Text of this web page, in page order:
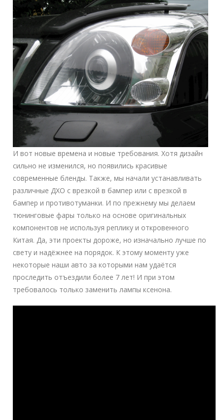
И вот новые времена и новые требования. Хотя дизайн
сильно не изменился, но появились красивые
современные бленды. Также, мы начали устанавливать
различные ДХО с врезкой в бампер или с врезкой в
бампер и противотуманки. И по прежнему мы делаем
тюнинговые фары только на основе оригинальных
компонентов не используя реплику и откровенного
Китая. Да, эти проекты дороже, но изначально лучше по
свету и надёжнее на порядок. К этому моменту уже
некоторые наши авто за которыми нам удаётся
проследить отъездили более 7 лет! И при этом
требовалось только заменить лампы ксенона.